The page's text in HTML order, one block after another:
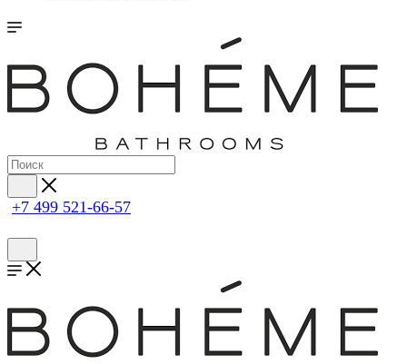
+7 499 521-66-57